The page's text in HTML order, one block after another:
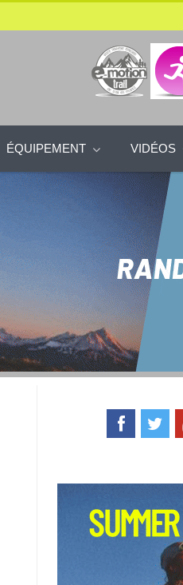
ÉQUIPEMENT VIDÉOS